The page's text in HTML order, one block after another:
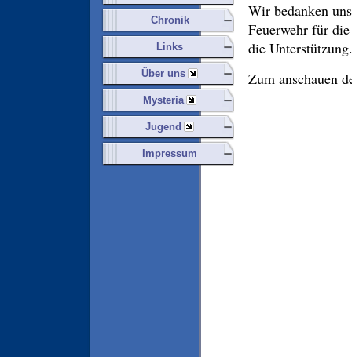
Chronik
Links
Über uns
Mysteria
Jugend
Impressum
Wir bedanken
Feuerwehr für
die Unterstützung.
Zum anschauen